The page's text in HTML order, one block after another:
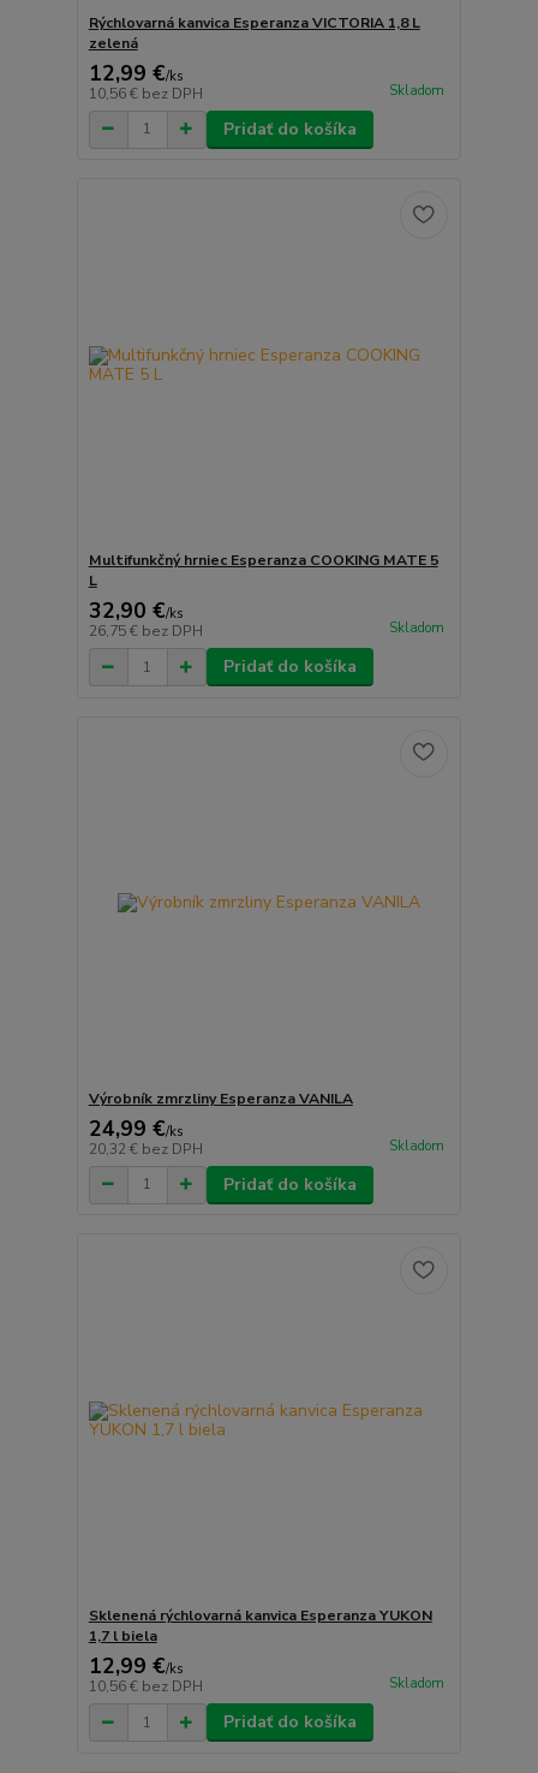
Rýchlovarná kanvica Esperanza VICTORIA 1,8 L
zelená
12,99 €/ks
10,56 € bez DPH Skladom
Pridať do košíka
Multifunkčný hrniec Esperanza COOKING MATE 5
L
32,90 €/ks
26,75 € bez DPH Skladom
Pridať do košíka
Výrobník zmrzliny Esperanza VANILA
24,99 €/ks
20,32 € bez DPH Skladom
Pridať do košíka
Sklenená rýchlovarná kanvica Esperanza YUKON
1,7 l biela
12,99 €/ks
10,56 € bez DPH Skladom
Pridať do košíka